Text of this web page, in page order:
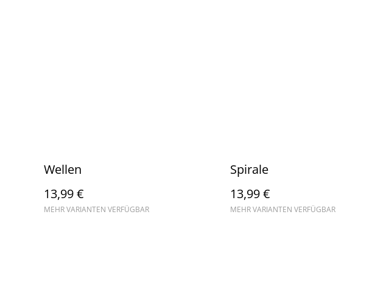
Wellen
13,99 €
MEHR VARIANTEN VERFÜGBAR
Spirale
13,99 €
MEHR VARIANTEN VERFÜGBAR